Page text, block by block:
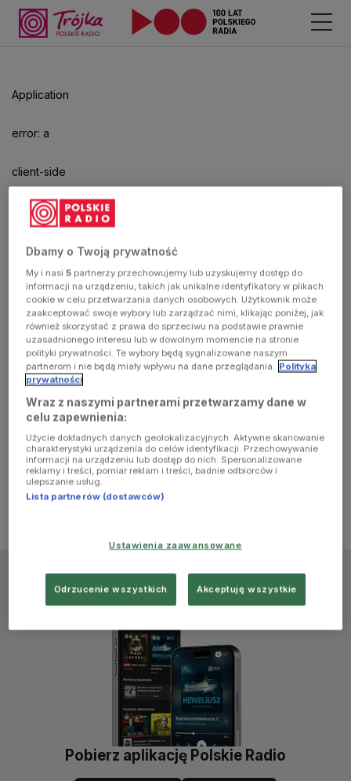
Application
error: a
client-side
exception
has
occurred
(see the
browser
console for
more
information)
aby
odtwarzać.
Pobierz aplikację Polskie Radio
Dbamy o Twoją prywatność
My i nasi5 partnerzy przechowujemy lub uzyskujemy dostęp do
informacji na urządzeniu, takich jak unikalne identyfikatory w plikach
cookie w celu przetwarzania danych osobowych. Użytkownik może
zaakceptować swoje wybory lub zarządzać nimi, klikając poniżej, jak
również skorzystać z prawa do sprzeciwu na podstawie prawnie
uzasadnionego interesu lub w dowolnym momencie na stronie
polityki prywatności. Te wybory będą sygnalizowane naszym
partnerom i nie będą miały wpływu na dane przeglądania. Polityka
prywatności
Wraz z naszymi partnerami przetwarzamy dane w
celu zapewnienia:
Użycie dokładnych danych geolokalizacyjnych. Aktywne skanowanie
charakterystyki urządzenia do celów identyfikacji. Przechowywanie
informacji na urządzeniu lub dostęp do nich. Spersonalizowane
reklamy i treści, pomiar reklam i treści, badnie odbiorców i
ulepszanie usług.
Lista partnerów (dostawców)
Ustawienia zaawansowane
Odrzucenie wszystkich Akceptuję wszystkie